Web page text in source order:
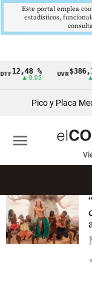
Cintillo
económicos
Colombia
12,48 %
▲ 0.05
UVR
▲
Pico y Placa
menu
Este portal emplea
estadísticos,